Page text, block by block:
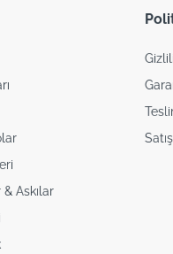
Askılar